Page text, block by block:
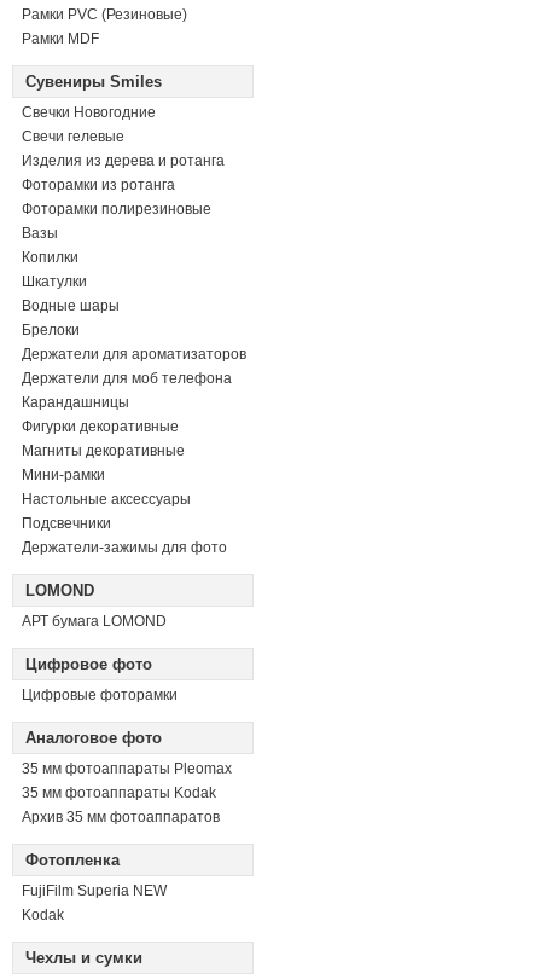
Рамки PVC (Резиновые)
Рамки MDF
Сувениры Smiles
Свечки Новогодние
Свечи гелевые
Изделия из дерева и ротанга
Фоторамки из ротанга
Фоторамки полирезиновые
Вазы
Копилки
Шкатулки
Водные шары
Брелоки
Держатели для ароматизаторов
Держатели для моб телефона
Карандашницы
Фигурки декоративные
Магниты декоративные
Мини-рамки
Настольные аксессуары
Подсвечники
Держатели-зажимы для фото
LOMOND
АРТ бумага LOMOND
Цифровое фото
Цифровые фоторамки
Аналоговое фото
35 мм фотоаппараты Pleomax
35 мм фотоаппараты Kodak
Архив 35 мм фотоаппаратов
Фотопленка
FujiFilm Superia NEW
Kodak
Чехлы и сумки